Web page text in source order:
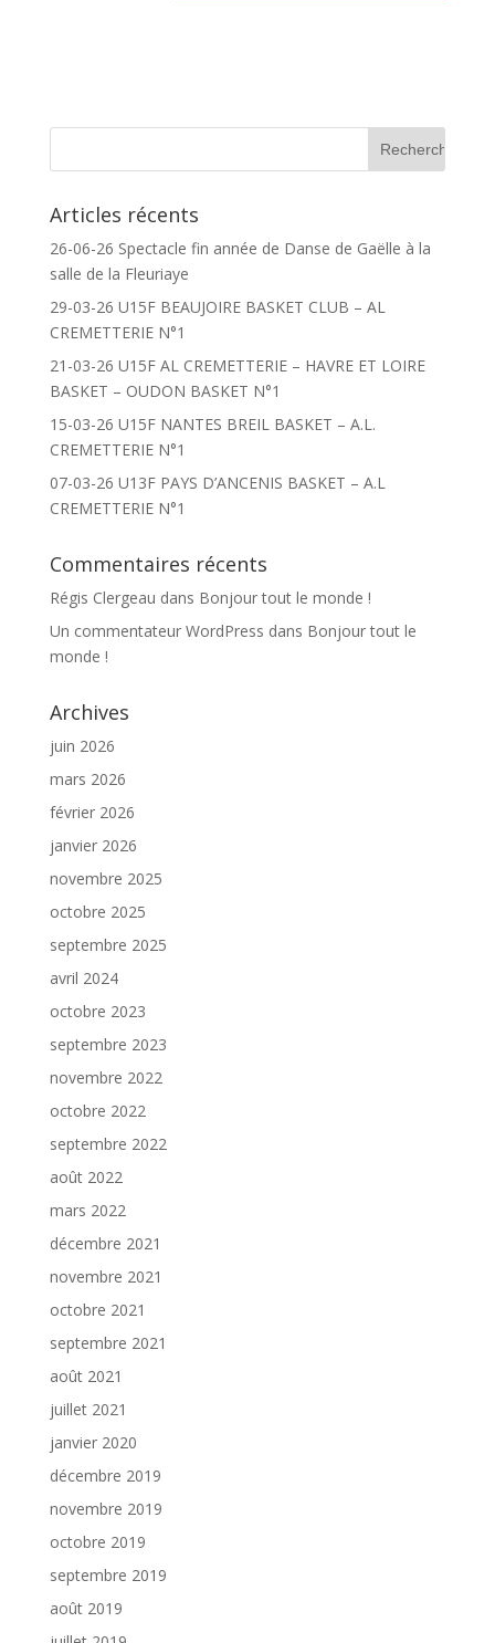
Articles récents
26-06-26 Spectacle fin année de Danse de Gaëlle à la
salle de la Fleuriaye
29-03-26 U15F BEAUJOIRE BASKET CLUB – AL
CREMETTERIE N°1
21-03-26 U15F AL CREMETTERIE – HAVRE ET LOIRE
BASKET – OUDON BASKET N°1
15-03-26 U15F NANTES BREIL BASKET – A.L.
CREMETTERIE N°1
07-03-26 U13F PAYS D’ANCENIS BASKET – A.L
CREMETTERIE N°1
Commentaires récents
Régis Clergeau dans Bonjour tout le monde !
Un commentateur WordPress dans Bonjour tout le
monde !
Archives
juin 2026
mars 2026
février 2026
janvier 2026
novembre 2025
octobre 2025
septembre 2025
avril 2024
octobre 2023
septembre 2023
novembre 2022
octobre 2022
septembre 2022
août 2022
mars 2022
décembre 2021
novembre 2021
octobre 2021
septembre 2021
août 2021
juillet 2021
janvier 2020
décembre 2019
novembre 2019
octobre 2019
septembre 2019
août 2019